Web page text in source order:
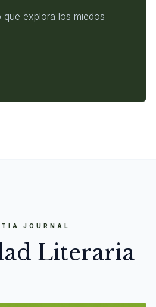
que explora los miedos
JOURNAL
Literaria